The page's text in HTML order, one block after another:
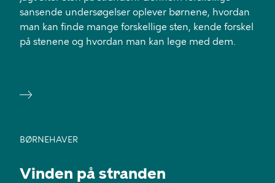
sansende undersøgelser oplever børnene, hvordan
man kan finde mange forskellige sten, kende forskel
på stenene og hvordan man kan lege med dem.
BØRNEHAVER
Vinden på stranden